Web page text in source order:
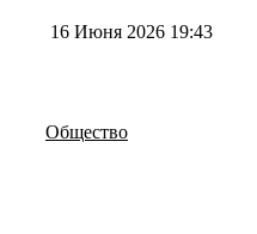
16 Июня 2026 19:43
Общество